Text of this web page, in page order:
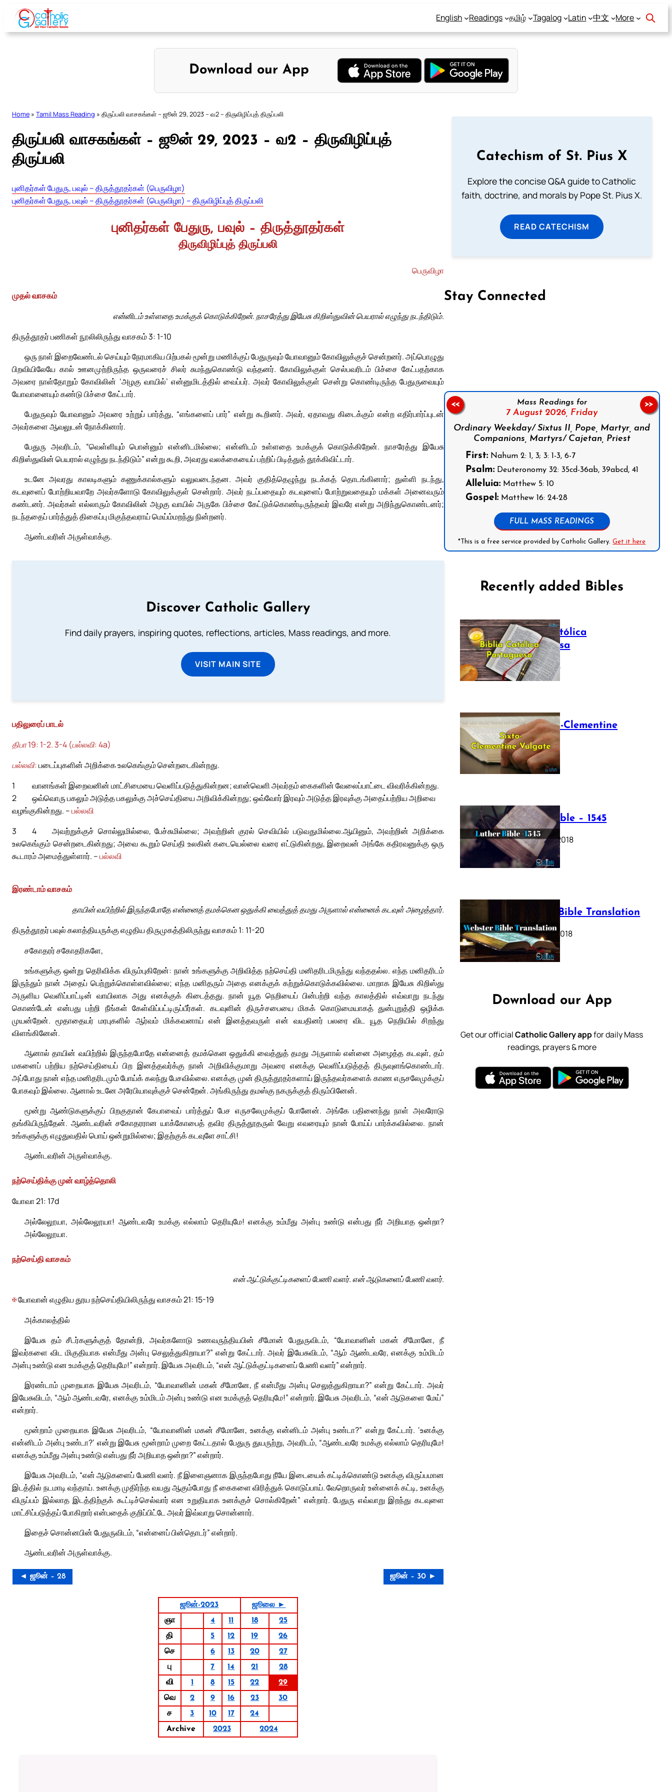
Skip
content
English Readings தமிழ் Tagalog Latin 中文 More
Download our App
Home » Tamil Mass Reading » திருப்பலி வாசகங்கள் – ஜூன் 29, 2023 – வ2 – திருவிழிப்புத் திருப்பலி
திருப்பலி வாசகங்கள் – ஜூன் 29, 2023 – வ2 – திருவிழிப்புத்
திருப்பலி
புனிதர்கள் பேதுரு, பவுல் – திருத்தூதர்கள் (பெருவிழா)
புனிதர்கள் பேதுரு, பவுல் – திருத்தூதர்கள் (பெருவிழா) – திருவிழிப்புத் திருப்பலி
புனிதர்கள் பேதுரு, பவுல் – திருத்தூதர்கள்
திருவிழிப்புத் திருப்பலி
பெருவிழா
முதல் வாசகம்
என்னிடம் உள்ளதை உமக்குக் கொடுக்கிறேன். நாசரேத்து இயேசு கிறிஸ்துவின் பெயரால் எழுந்து நடந்திடும்.
திருத்தூதர் பணிகள் நூலிலிருந்து வாசகம் 3: 1-10
ஒரு நாள் இறைவேண்டல் செய்யும் நேரமாகிய பிற்பகல் மூன்று மணிக்குப் பேதுருவும் யோவானும் கோவிலுக்குச் சென்றனர். அப்பொழுது
பிறவியிலேயே கால் ஊனமுற்றிருந்த ஒருவரைச் சிலர் சுமந்துகொண்டு வந்தனர். கோவிலுக்குள் செல்பவரிடம் பிச்சை கேட்பதற்காக
அவரை நாள்தோறும் கோவிலின் ‘அழகு வாயில்’ என்னுமிடத்தில் வைப்பர். அவர் கோவிலுக்குள் சென்று கொண்டிருந்த பேதுருவையும்
யோவானையும் கண்டு பிச்சை கேட்டார்.
பேதுருவும் யோவானும் அவரை உற்றுப் பார்த்து, “எங்களைப் பார்” என்று கூறினர். அவர், ஏதாவது கிடைக்கும் என்ற எதிர்பார்ப்புடன்
அவர்களை ஆவலுடன் நோக்கினார்.
பேதுரு அவரிடம், “வெள்ளியும் பொன்னும் என்னிடமில்லை; என்னிடம் உள்ளதை உமக்குக் கொடுக்கிறேன். நாசரேத்து இயேசு
கிறிஸ்துவின் பெயரால் எழுந்து நடந்திடும்” என்று கூறி, அவரது வலக்கையைப் பற்றிப் பிடித்துத் தூக்கிவிட்டார்.
உடனே அவரது காலடிகளும் கணுக்கால்களும் வலுவடைந்தன. அவர் குதித்தெழுந்து நடக்கத் தொடங்கினார்; துள்ளி நடந்து,
கடவுளைப் போற்றியவாறே அவர்களோடு கோவிலுக்குள் சென்றார். அவர் நடப்பதையும் கடவுளைப் போற்றுவதையும் மக்கள் அனைவரும்
கண்டனர். அவர்கள் எல்லாரும் கோவிலின் அழகு வாயில் அருகே பிச்சை கேட்டுக்கொண்டிருந்தவர் இவரே என்று அறிந்துகொண்டனர்;
நடந்ததைப் பார்த்துத் திகைப்பு மிகுந்தவராய் மெய்ம்மறந்து நின்றனர்.
ஆண்டவரின் அருள்வாக்கு.
Discover Catholic Gallery
Find daily prayers, inspiring quotes, reflections, articles, Mass readings, and more.
VISIT MAIN SITE
பதிலுரைப் பாடல்
திபா 19: 1-2. 3-4 (பல்லவி: 4a)
பல்லவி:படைப்புகளின் அறிக்கை உலகெங்கும் சென்றடைகின்றது.
1
வானங்கள் இறைவனின் மாட்சிமையை வெளிப்படுத்துகின்றன; வான்வெளி அவர்தம் கைகளின் வேலைப்பாட்டை விவரிக்கின்றது.
2
ஒவ்வொரு பகலும் அடுத்த பகலுக்கு அச்செய்தியை அறிவிக்கின்றது; ஒவ்வோர் இரவும் அடுத்த இரவுக்கு அதைப்பற்றிய அறிவை
வழங்குகின்றது. –பல்லவி
3
அவற்றுக்குச் சொல்லுமில்லை, பேச்சுமில்லை; அவற்றின் குரல் செவியில் படுவதுமில்லை.
4
ஆயினும், அவற்றின் அறிக்கை
உலகெங்கும் சென்றடைகின்றது; அவை கூறும் செய்தி உலகின் கடையெல்லை வரை எட்டுகின்றது, இறைவன் அங்கே கதிரவனுக்கு ஒரு
கூடாரம் அமைத்துள்ளார். –பல்லவி
இரண்டாம் வாசகம்
தாயின் வயிற்றில் இருந்தபோதே என்னைத் தமக்கென ஒதுக்கி வைத்துத் தமது அருளால் என்னைக் கடவுள் அழைத்தார்.
திருத்தூதர் பவுல் கலாத்தியருக்கு எழுதிய திருமுகத்திலிருந்து வாசகம் 1: 11-20
சகோதரர் சகோதரிகளே,
உங்களுக்கு ஒன்று தெரிவிக்க விரும்புகிறேன்: நான் உங்களுக்கு அறிவித்த நற்செய்தி மனிதரிடமிருந்து வந்ததல்ல. எந்த மனிதரிடம்
இருந்தும் நான் அதைப் பெற்றுக்கொள்ளவில்லை; எந்த மனிதரும் அதை எனக்குக் கற்றுக்கொடுக்கவில்லை. மாறாக இயேசு கிறிஸ்து
அருளிய வெளிப்பாட்டின் வாயிலாக அது எனக்குக் கிடைத்தது. நான் யூத நெறியைப் பின்பற்றி வந்த காலத்தில் எவ்வாறு நடந்து
கொண்டேன் என்பது பற்றி நீங்கள் கேள்விப்பட்டிருப்பீர்கள். கடவுளின் திருச்சபையை மிகக் கொடுமையாகத் துன்புறுத்தி ஒழிக்க
முயன்றேன். மூதாதையர் மரபுகளில் ஆர்வம் மிக்கவனாய் என் இனத்தவருள் என் வயதினர் பலரை விட யூத நெறியில் சிறந்து
விளங்கினேன்.
ஆனால் தாயின் வயிற்றில் இருந்தபோதே என்னைத் தமக்கென ஒதுக்கி வைத்துத் தமது அருளால் என்னை அழைத்த கடவுள், தம்
மகனைப் பற்றிய நற்செய்தியைப் பிற இனத்தவர்க்கு நான் அறிவிக்குமாறு அவரை எனக்கு வெளிப்படுத்தத் திருவுளங்கொண்டார்.
அப்போது நான் எந்த மனிதரிடமும் போய்க் கலந்து பேசவில்லை. எனக்கு முன் திருத்தூதர்களாய் இருந்தவர்களைக் காண எருசலேமுக்குப்
போகவும் இல்லை. ஆனால் உடனே அரேபியாவுக்குச் சென்றேன். அங்கிருந்து தமஸ்கு நகருக்குத் திரும்பினேன்.
மூன்று ஆண்டுகளுக்குப் பிறகுதான் கேபாவைப் பார்த்துப் பேச எருசலேமுக்குப் போனேன். அங்கே பதினைந்து நாள் அவரோடு
தங்கியிருந்தேன். ஆண்டவரின் சகோதரரான யாக்கோபைத் தவிர திருத்தூதருள் வேறு எவரையும் நான் போய்ப் பார்க்கவில்லை. நான்
உங்களுக்கு எழுதுவதில் பொய் ஒன்றுமில்லை; இதற்குக் கடவுளே சாட்சி!
ஆண்டவரின் அருள்வாக்கு.
நற்செய்திக்கு முன் வாழ்த்தொலி
யோவா 21: 17d
அல்லேலூயா, அல்லேலூயா! ஆண்டவரே உமக்கு எல்லாம் தெரியுமே! எனக்கு உம்மீது அன்பு உண்டு என்பது நீர் அறியாத ஒன்றா?
அல்லேலூயா.
நற்செய்தி வாசகம்
என் ஆட்டுக்குட்டிகளைப் பேணி வளர். என் ஆடுகளைப் பேணி வளர்.
✠யோவான் எழுதிய தூய நற்செய்தியிலிருந்து வாசகம் 21: 15-19
அக்காலத்தில்
இயேசு தம் சீடர்களுக்குத் தோன்றி, அவர்களோடு உணவருந்தியபின் சீமோன் பேதுருவிடம், “யோவானின் மகன் சீமோனே, நீ
இவர்களை விட மிகுதியாக என்மீது அன்பு செலுத்துகிறாயா?” என்று கேட்டார். அவர் இயேசுவிடம், “ஆம் ஆண்டவரே, எனக்கு உம்மிடம்
அன்பு உண்டு என உமக்குத் தெரியுமே!” என்றார். இயேசு அவரிடம், “என் ஆட்டுக்குட்டிகளைப் பேணி வளர்” என்றார்.
இரண்டாம் முறையாக இயேசு அவரிடம், “யோவானின் மகன் சீமோனே, நீ என்மீது அன்பு செலுத்துகிறாயா?” என்று கேட்டார். அவர்
இயேசுவிடம், “ஆம் ஆண்டவரே, எனக்கு உம்மிடம் அன்பு உண்டு என உமக்குத் தெரியுமே!” என்றார். இயேசு அவரிடம், “என் ஆடுகளை மேய்”
என்றார்.
மூன்றாம் முறையாக இயேசு அவரிடம், “யோவானின் மகன் சீமோனே, உனக்கு என்னிடம் அன்பு உண்டா?” என்று கேட்டார். ‘உனக்கு
என்னிடம் அன்பு உண்டா?’ என்று இயேசு மூன்றாம் முறை கேட்டதால் பேதுரு துயருற்று, அவரிடம், “ஆண்டவரே உமக்கு எல்லாம் தெரியுமே!
எனக்கு உம்மீது அன்பு உண்டு என்பது நீர் அறியாத ஒன்றா?” என்றார்.
இயேசு அவரிடம், “என் ஆடுகளைப் பேணி வளர். நீ இளைஞனாக இருந்தபோது நீயே இடையைக் கட்டிக்கொண்டு உனக்கு விருப்பமான
இடத்தில் நடமாடி வந்தாய். உனக்கு முதிர்ந்த வயது ஆகும்போது நீ கைகளை விரித்துக் கொடுப்பாய். வேறொருவர் உன்னைக் கட்டி, உனக்கு
விருப்பம் இல்லாத இடத்திற்குக் கூட்டிச்செல்வார் என உறுதியாக உனக்குச் சொல்கிறேன்” என்றார். பேதுரு எவ்வாறு இறந்து கடவுளை
மாட்சிப்படுத்தப் போகிறார் என்பதைக் குறிப்பிட்டே அவர் இவ்வாறு சொன்னார்.
இதைச் சொன்னபின் பேதுருவிடம், “என்னைப் பின்தொடர்” என்றார்.
ஆண்டவரின் அருள்வாக்கு.
◄ ஜூன் – 28 ஜூன் – 30 ►
ஜூன்-2023
ஜூலை ►
ஞா
4 11 18
25
தி
5 12 19
26
செ
6 13 20
27
பு
7 14 21
28
வி
1 8 15 22
29
வெ
2 9 16 23
30
ச
3 10 17
24
Archive
2023 2024
Catechism of St. Pius X
Explore the concise Q&A guide to Catholic
faith, doctrine, and morals by Pope St. Pius X.
READ CATECHISM
Stay Connected
Mass Readings for
7 August 2026, Friday
Ordinary Weekday/ Sixtus II, Pope, Martyr, and
Companions, Martyrs/ Cajetan, Priest
First:Nahum 2: 1, 3; 3: 1-3, 6-7
Psalm:Deuteronomy 32: 35cd-36ab, 39abcd, 41
Alleluia:Matthew 5: 10
Gospel:Matthew 16: 24-28
FULL MASS READINGS
*This is a free service provided by Catholic Gallery.Get it here
<< >>
Recently added Bibles
Bíblia Católica
Portuguesa
July 16, 2025
The Sixto-Clementine
Vulgate
July 12, 2025
Luther Bible – 1545
October 17, 2018
Webster Bible Translation
October 11, 2018
Download our App
Get our officialCatholic Gallery appfor daily Mass
readings, prayers & more